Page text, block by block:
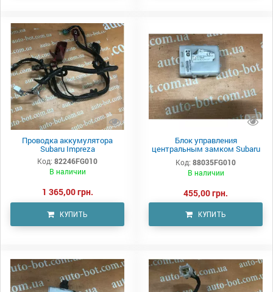
Проводка аккумулятора
Subaru Impreza
Код: 82246FG010
В наличии
1 365,00 грн.
КУПИТЬ
Блок управления
центральным замком Subaru
Impreza
Код: 88035FG010
В наличии
455,00 грн.
КУПИТЬ